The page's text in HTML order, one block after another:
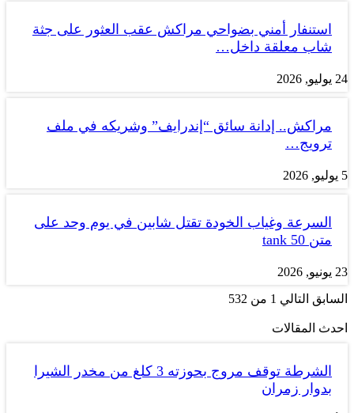
استنفار أمني بضواحي مراكش عقب العثور على جثة
شاب معلقة داخل…
24 يوليو, 2026
مراكش.. إدانة سائق “إندرايف” وشريكه في ملف
ترويج…
5 يوليو, 2026
السرعة وغياب الخودة تقتل شابين في يوم وحد على
متن tank 50
23 يونيو, 2026
السابق التالي 1 من 532
احدث المقالات
الشرطة توقف مروج بحوزته 3 كلغ من مخدر الشيرا
بدوار زمران